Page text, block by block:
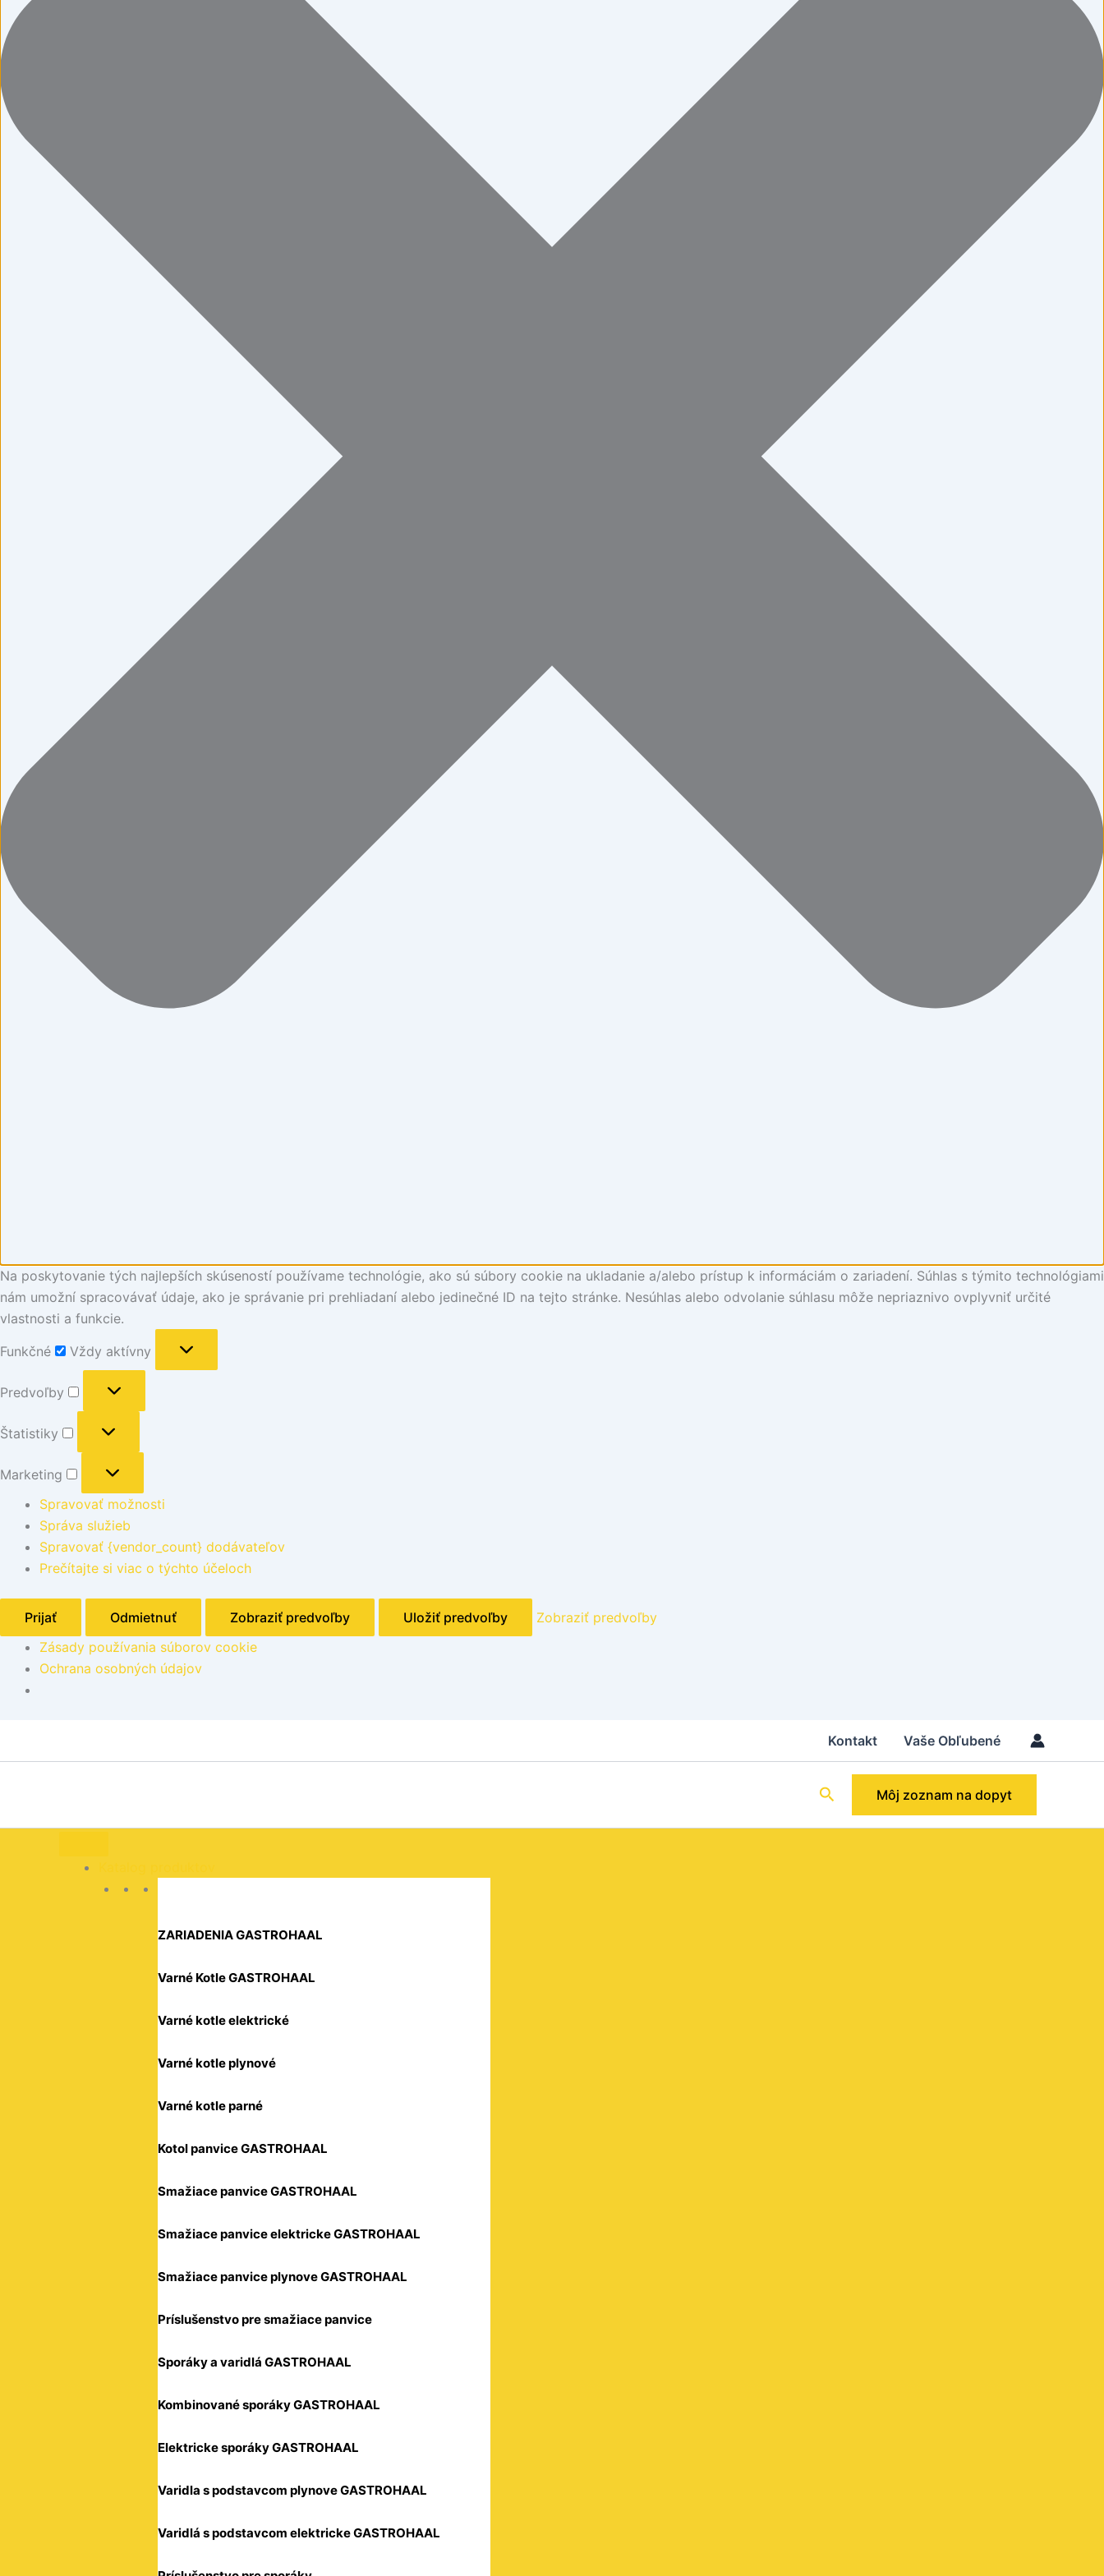
Na poskytovanie tých najlepších skúseností používame technológie, ako sú súbory cookie na ukladanie a/alebo prístup k informáciám o zariadení. Súhlas s týmito technológiami
nám umožní spracovávať údaje, ako je správanie pri prehliadaní alebo jedinečné ID na tejto stránke. Nesúhlas alebo odvolanie súhlasu môže nepriaznivo ovplyvniť určité
vlastnosti a funkcie.
Funkčné
Vždy aktívny
Predvoľby
Štatistiky
Marketing
Spravovať možnosti
Správa služieb
Spravovať {vendor_count} dodávateľov
Prečítajte si viac o týchto účeloch
Prijať Odmietnuť Zobraziť predvoľby Uložiť predvoľby
Zobraziť predvoľby
Zásady používania súborov cookie
Ochrana osobných údajov
Kontakt Vaše Obľubené
Hľadať Môj zoznam na dopyt
ZARIADENIA GASTROHAAL
Varné Kotle GASTROHAAL
Varné kotle elektrické
Varné kotle plynové
Varné kotle parné
Kotol panvice GASTROHAAL
Smažiace panvice GASTROHAAL
Smažiace panvice elektricke GASTROHAAL
Smažiace panvice plynove GASTROHAAL
Príslušenstvo pre smažiace panvice
Sporáky a varidlá GASTROHAAL
Kombinované sporáky GASTROHAAL
Elektricke sporáky GASTROHAAL
Varidla s podstavcom plynove GASTROHAAL
Varidlá s podstavcom elektricke GASTROHAAL
589007
sifónové
šľahačku,
HENDI,
Kitchen
120x30x(H)240mm